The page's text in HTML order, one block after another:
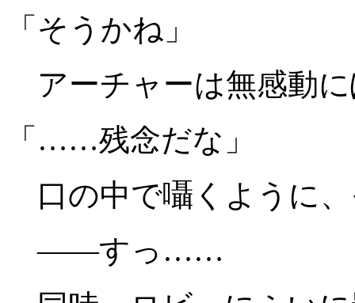
「そうかね」
アーチャーは無感動
「……残念だな」
口の中で囁くように
――すっ……